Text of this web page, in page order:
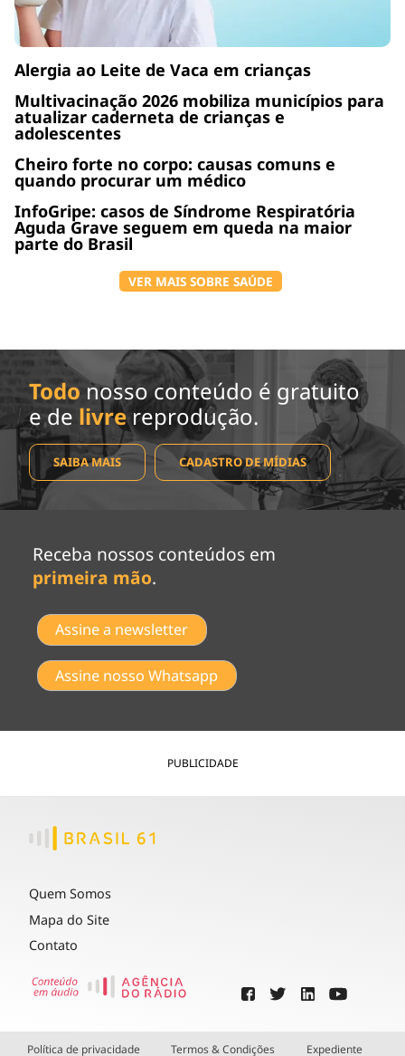
Alergia ao Leite de Vaca em crianças
Multivacinação 2026 mobiliza municípios para
atualizar caderneta de crianças e
adolescentes
Cheiro forte no corpo: causas comuns e
quando procurar um médico
InfoGripe: casos de Síndrome Respiratória
Aguda Grave seguem em queda na maior
parte do Brasil
VER MAIS SOBRE SAÚDE
Todo nosso conteúdo é gratuito
e de livrereprodução.
SAIBA MAIS CADASTRO DE MÍDIAS
Receba nossos conteúdos em
primeira mão.
Assine a newsletter
Assine nosso Whatsapp
PUBLICIDADE
Quem Somos
Mapa do Site
Contato
Política de privacidade Termos & Condições Expediente